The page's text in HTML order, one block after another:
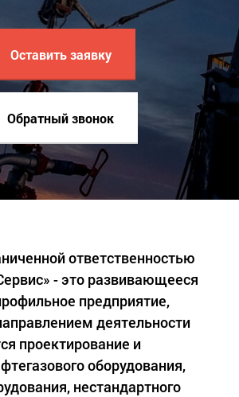
Оставить заявку
Обратный звонок
ответственностью
- это развивающееся
предприятие,
деятельности
проектирование и
оборудования,
нестандартного